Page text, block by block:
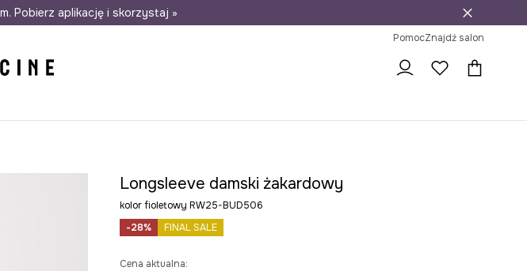
do salonów 30 dni na zwrot
Pobierz aplikację i skorzystaj »
PomocZnajdź salon
Longsleeve damski żakardowy
kolor fioletowy RW25-BUD506
-28%
FINAL SALE
Cena aktualna: